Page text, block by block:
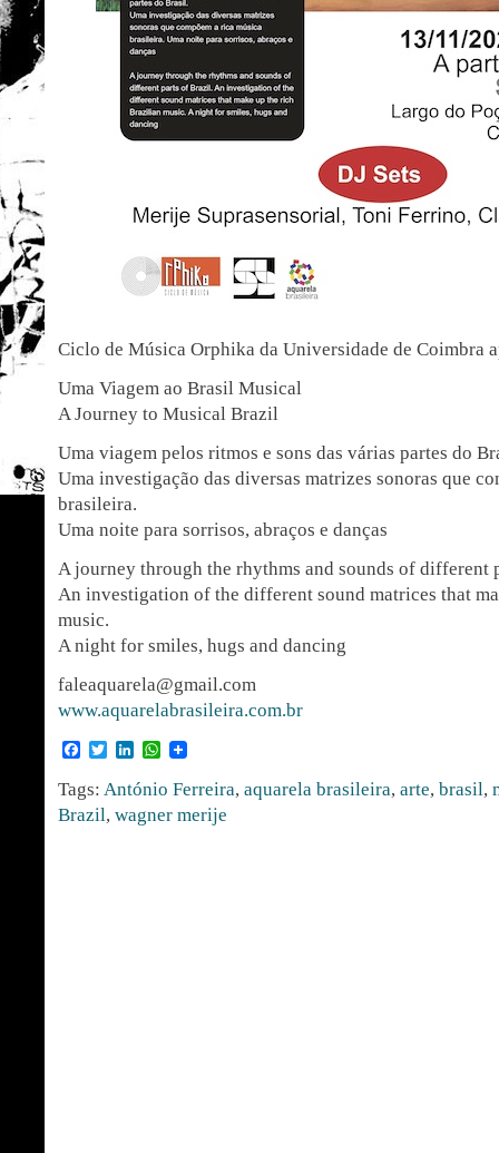
Ciclo de Música Orphika da Universidade de Coimbra
Uma Viagem ao Brasil Musical
A Journey to Musical Brazil
Uma viagem pelos ritmos e sons das várias partes do
Uma investigação das diversas matrizes sonoras que
brasileira.
Uma noite para sorrisos, abraços e danças
A journey through the rhythms and sounds of different
An investigation of the different sound matrices that
music.
A night for smiles, hugs and dancing
faleaquarela@gmail.com
www.aquarelabrasileira.com.br
Facebook
TwitterLinkedInWhatsApp
Tags: António Ferreira, aquarela brasileira, arte, brasil,
Brazil, wagner merije